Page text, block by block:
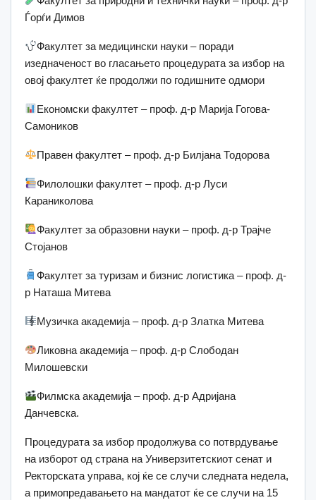
Ѓорѓи Димов
Факултет за медицински науки – поради
изедначеност во гласањето процедурата за избор на
овој факултет ќе продолжи по годишните одмори
Економски факултет – проф. д-р Марија Гогова-
Самоников
Правен факултет – проф. д-р Билјана Тодорова
Филолошки факултет – проф. д-р Луси
Караниколова
Факултет за образовни науки – проф. д-р Трајче
Стојанов
Факултет за туризам и бизнис логистика – проф. д-
р Наташа Митева
Музичка академија – проф. д-р Златка Митева
Ликовна академија – проф. д-р Слободан
Милошевски
Филмска академија – проф. д-р Адријана
Данчевска.
Процедурата за избор продолжува со потврдување
на изборот од страна на Универзитетскиот сенат и
Ректорската управа, кој ќе се случи следната недела,
а примопредавањето на мандатот ќе се случи на 15